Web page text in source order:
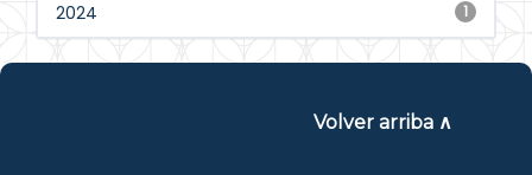
1
2024
Volver arriba ∧